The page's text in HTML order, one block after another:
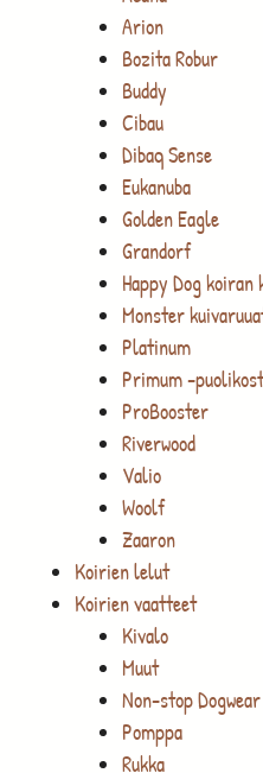
Arion
Bozita Robur
Buddy
Cibau
Dibaq Sense
Eukanuba
Golden Eagle
Grandorf
Happy Dog koiran
Monster
Platinum
Primum -
ProBooster
Riverwood
Valio
Woolf
Zaaron
Koirien lelut
Koirien vaatteet
Kivalo
Muut
Non-stop Dogwear
Pomppa
Rukka